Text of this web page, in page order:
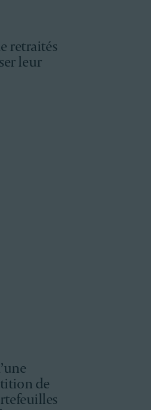
retraités
leur
de